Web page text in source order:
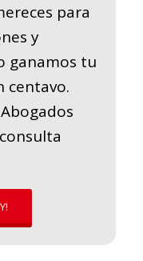
para
y
ganamos tu
centavo.